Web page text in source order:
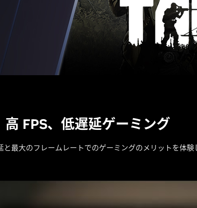
高 FPS、低遅延ゲーミング
と最大のフレームレートでのゲーミングのメリットを体験